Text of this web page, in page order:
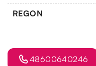
REGON
48600640246